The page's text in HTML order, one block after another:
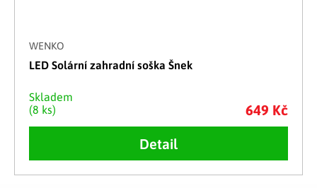
WENKO
LED Solární zahradní soška Šnek
Skladem
(8 ks)
649 Kč
Detail